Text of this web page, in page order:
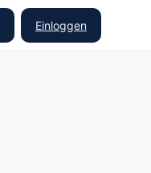
Einloggen